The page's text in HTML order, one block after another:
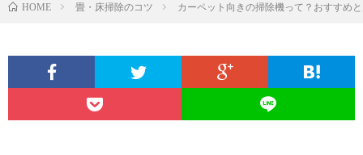
HOME 畳・床掃除のコツ カーペット向きの掃除機って？おすすめ